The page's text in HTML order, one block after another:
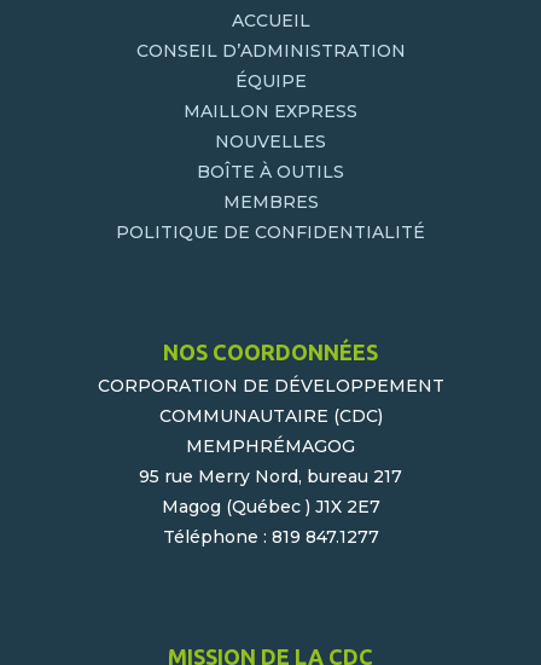
ACCUEIL
CONSEIL D’ADMINISTRATION
ÉQUIPE
MAILLON EXPRESS
NOUVELLES
BOÎTE À OUTILS
MEMBRES
POLITIQUE DE CONFIDENTIALITÉ
NOS COORDONNÉES
CORPORATION DE DÉVELOPPEMENT
COMMUNAUTAIRE (CDC)
MEMPHRÉMAGOG
95 rue Merry Nord, bureau 217
Magog (Québec ) J1X 2E7
Téléphone : 819 847.1277
MISSION DE LA CDC